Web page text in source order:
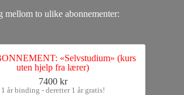
mellom to ulike abonnementer:
«Selvstudium» (kurs
uten hjelp fra lærer)
7400 kr
1 år binding - deretter 1 år gratis!